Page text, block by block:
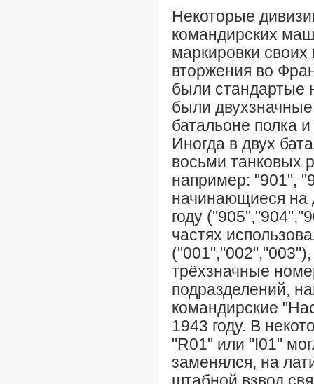
Некоторые
командирских
маркировки
вторжения во
были стандартые
были
батальоне полка и
Иногда в двух
восьми танковых
например: "901",
начинающиеся на
году
частях
трёхзначные
подразделений,
командирские
1943 году. В
"R01" или "I01"
заменялся, на